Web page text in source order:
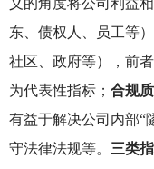
义的角度将公司利益
东、债权人、员工等
社区、政府等），前
为代表性指标； 合规质
有益于解决公司内部“
守法律法规等。 三类